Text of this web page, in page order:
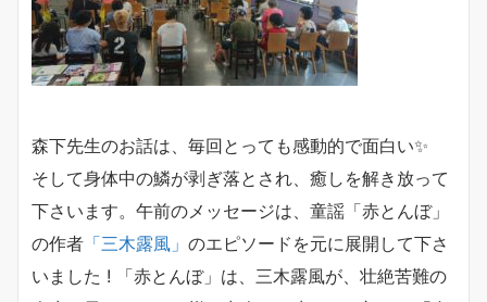
森下先生のお話は、毎回とっても感動的で面白い✨
そして身体中の鱗が剥ぎ落とされ、癒しを解き放って
下さいます。午前のメッセージは、童謡「赤とんぼ」
の作者 「三木露風」 のエピソードを元に展開して下さ
いました ! 「赤とんぼ」は、三木露風が、壮絶苦難の